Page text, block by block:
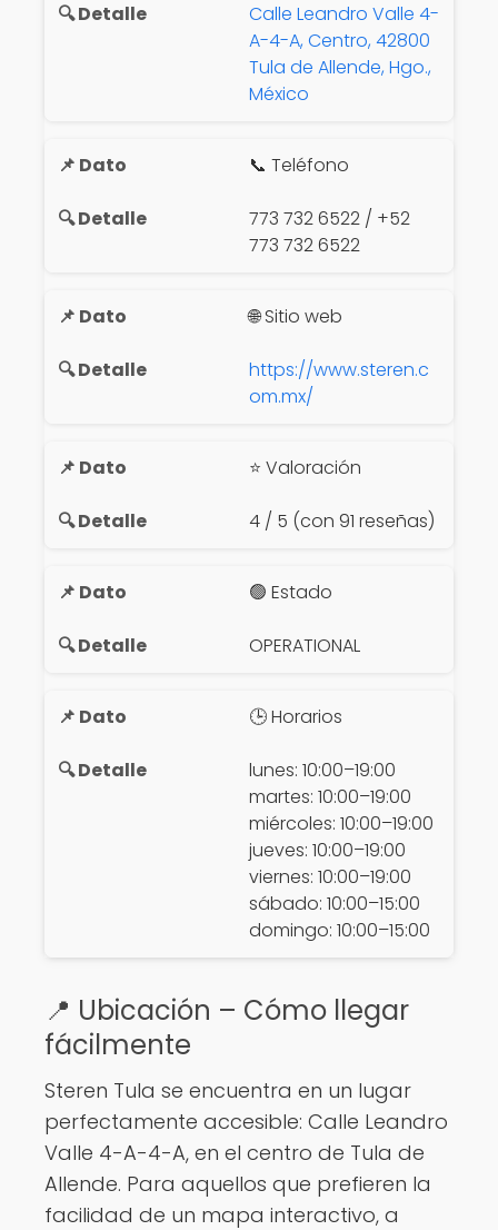
Calle Leandro Valle 4-
A-4-A, Centro, 42800
Tula de Allende, Hgo.,
México
📞 Teléfono
773 732 6522 / +52
773 732 6522
🌐 Sitio web
https://www.steren.c
om.mx/
⭐ Valoración
4 / 5 (con 91 reseñas)
🟢 Estado
OPERATIONAL
🕒 Horarios
lunes: 10:00–19:00
martes: 10:00–19:00
miércoles: 10:00–19:00
jueves: 10:00–19:00
viernes: 10:00–19:00
sábado: 10:00–15:00
domingo: 10:00–15:00
📍 Ubicación – Cómo llegar
fácilmente
Steren Tula se encuentra en un lugar
perfectamente accesible: Calle Leandro
Valle 4-A-4-A, en el centro de Tula de
Allende. Para aquellos que prefieren la
facilidad de un mapa interactivo, a